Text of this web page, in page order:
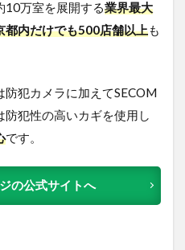
10万室を展開する業界最大
都内だけでも500店舗以上も
防犯カメラに加えてSECOM
犯性の高いカギを使用し
です。
の公式サイトへ